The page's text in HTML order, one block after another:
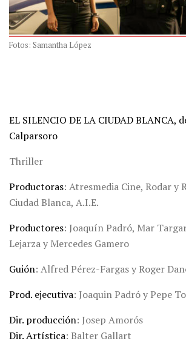
Fotos: Samantha López
EL SILENCIO DE LA CIUDAD BLANCA,
Calparsoro
Thriller
Productoras: Atresmedia Cine, Rodar y
Ciudad Blanca, A.I.E.
Productores: Joaquín Padró, Mar
Lejarza y Mercedes Gamero
Guión: Alfred Pérez-Fargas y Roger
Prod. ejecutiva: Joaquin Padró y Pepe
Dir. producción: Josep Amorós
Dir. Artística: Balter Gallart